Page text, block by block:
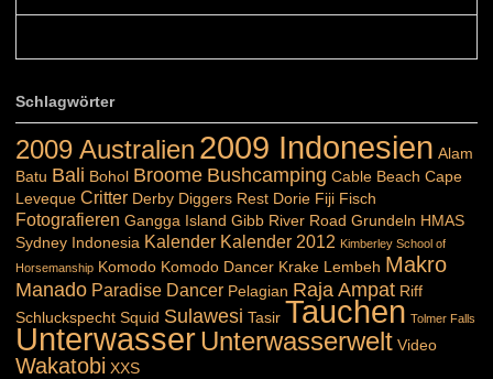
Schlagwörter
2009 Australien 2009 Indonesien Alam
Batu Bali Bohol Broome Bushcamping Cable Beach Cape
Leveque Critter Derby Diggers Rest Dorie Fiji Fisch
Fotografieren Gangga Island Gibb River Road Grundeln HMAS
Sydney Indonesia Kalender Kalender 2012 Kimberley School of
Horsemanship Komodo Komodo Dancer Krake Lembeh Makro
Manado Paradise Dancer Pelagian Raja Ampat Riff
Schluckspecht Squid Sulawesi Tasir Tauchen Tolmer Falls
UnterwasserUnterwasserwelt Video
Wakatobi XXS